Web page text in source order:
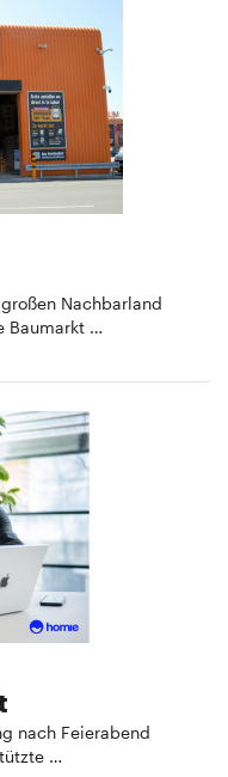
Nachbarland
Baumarkt …
nach Feierabend
…